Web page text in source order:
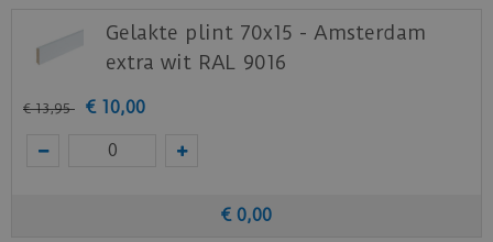
Gelakte plint 70x15 - Amsterdam
extra wit RAL 9016
€ 13,95 € 10,00
€ 0,00